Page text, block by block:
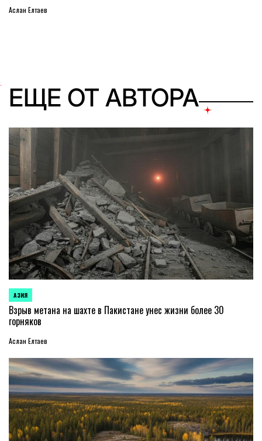
Аслан Елтаев
ЕЩЕ ОТ АВТОРА
ОПУБЛИКОВАНО
В
АЗИЯ
Взрыв метана на шахте в Пакистане унес жизни более 30
горняков
Аслан Елтаев